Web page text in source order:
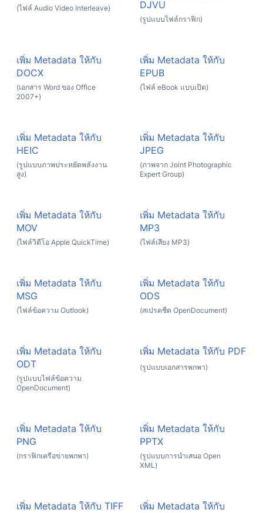
(ไฟล์ Audio Video Interleave)
DJVU
(รูปแบบไฟล์กราฟิก)
เพิ่ม Metadata ให้กับ
DOCX
(เอกสาร Word ของ Office
2007+)
เพิ่ม Metadata ให้กับ
EPUB
(ไฟล์ eBook แบบเปิด)
เพิ่ม Metadata ให้กับ
HEIC
(รูปแบบภาพประหยัดพลังงาน
สูง)
เพิ่ม Metadata ให้กับ
JPEG
(ภาพจาก Joint Photographic
Expert Group)
เพิ่ม Metadata ให้กับ
MOV
(ไฟล์วิดีโอ Apple QuickTime)
เพิ่ม Metadata ให้กับ
MP3
(ไฟล์เสียง MP3)
เพิ่ม Metadata ให้กับ
MSG
(ไฟล์ข้อความ Outlook)
เพิ่ม Metadata ให้กับ
ODS
(สเปรดชีต OpenDocument)
เพิ่ม Metadata ให้กับ
ODT
(รูปแบบไฟล์ข้อความ
OpenDocument)
เพิ่ม Metadata ให้กับ PDF
(รูปแบบเอกสารพกพา)
เพิ่ม Metadata ให้กับ
PNG
(กราฟิกเครือข่ายพกพา)
เพิ่ม Metadata ให้กับ
PPTX
(รูปแบบการนำเสนอ Open
XML)
เพิ่ม Metadata ให้กับ TIFF
เพิ่ม Metadata ให้กับ